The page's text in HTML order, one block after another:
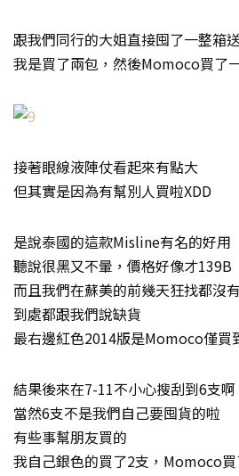
跟我們同行的大姐直接囤了一整箱
我是買了兩包，然後Momoco買了
接著眼線液陣仗看起來有點大
但其實是因為有幫別人買啦XDD
是說泰國的這款Misline有名的好用
聽說很黑又不暈，價格好像才139B
而且我們在蘇美的前幾天狂找都沒有
到處都跟我們說缺貨
最右邊紅色2014版是Momoco僅買
結果後來在7-11不小心搜刮到6支啊
當然6支不是我們自己要囤貨的啦
有些事幫朋友買的
我自己銀色的買了2支，Momoco